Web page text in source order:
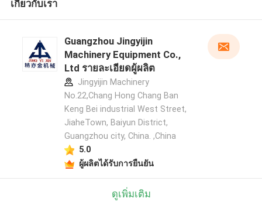
เกี่ยวกับเรา
Guangzhou Jingyijin
Machinery Equipment Co.,
Ltd รายละเอียดผู้ผลิต
Jingyijin Machinery
No.22,Chang Hong Chang Ban
Keng Bei industrial West Street,
JiaheTown, Baiyun District,
Guangzhou city, China. ,China
5.0
ผู้ผลิตได้รับการยืนยัน
ดูเพิ่มเติม